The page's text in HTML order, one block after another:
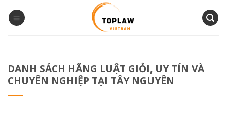
qua
DANH SÁCH HÃNG LUẬT GIỎI, UY TÍN VÀ
CHUYÊN NGHIỆP TẠI TÂY NGUYÊN